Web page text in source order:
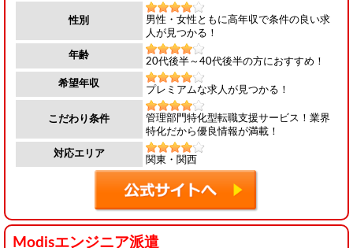
性別
男性・女性ともに高年収で条件の良い求
人が見つかる！
年齢
20代後半～40代後半の方におすすめ！
希望年収
プレミアムな求人が見つかる！
こだわり条件
管理部門特化型転職支援サービス！業界
特化だから優良情報が満載！
対応エリア
関東・関西
Modisエンジニア派遣